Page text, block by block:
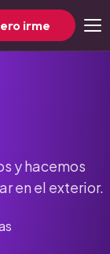
irme
y hacemos
en el exterior.